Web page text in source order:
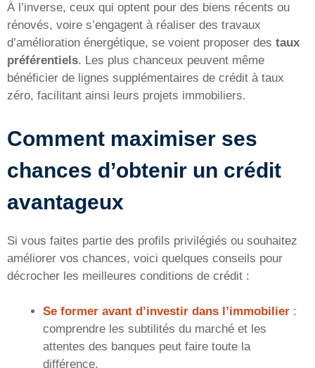
À l’inverse, ceux qui optent pour des biens récents ou
rénovés, voire s’engagent à réaliser des travaux
d’amélioration énergétique, se voient proposer des taux
préférentiels. Les plus chanceux peuvent même
bénéficier de lignes supplémentaires de crédit à taux
zéro, facilitant ainsi leurs projets immobiliers.
Comment maximiser ses
chances d’obtenir un crédit
avantageux
Si vous faites partie des profils privilégiés ou souhaitez
améliorer vos chances, voici quelques conseils pour
décrocher les meilleures conditions de crédit :
Se former avant d’investir dans l’immobilier :
comprendre les subtilités du marché et les
attentes des banques peut faire toute la
différence.